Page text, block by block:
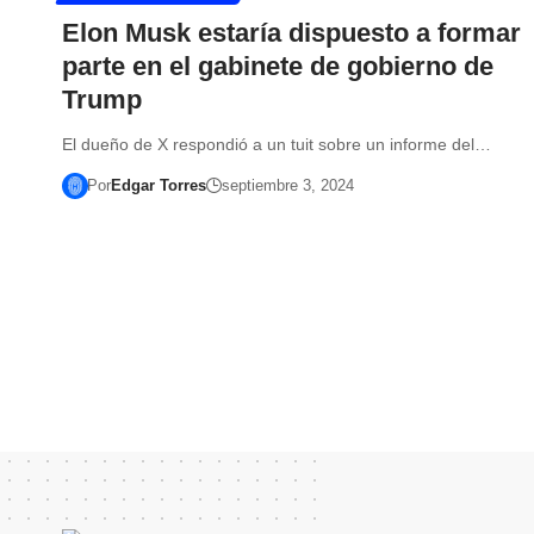
Elon Musk estaría dispuesto a formar
parte en el gabinete de gobierno de
Trump
El dueño de X respondió a un tuit sobre un informe del…
PorEdgar Torres septiembre 3, 2024